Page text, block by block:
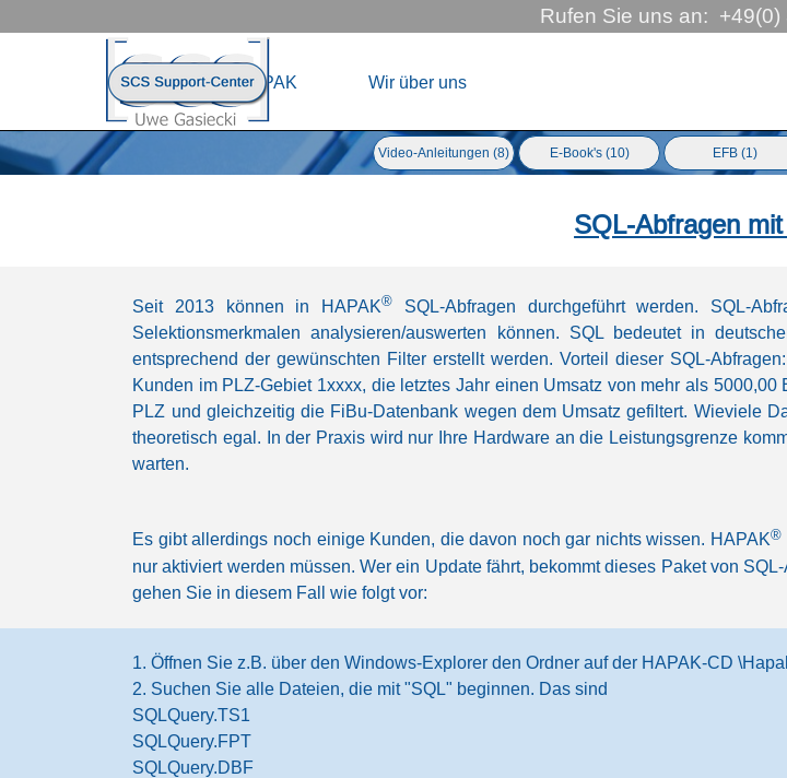
Home
HAPAK Wir über uns
Rufen Sie uns an:
Menü überspringen
Video-Anleitungen (8) E-Book's (10) EFB (1)
SQL-Abfragen
Seit 2013 können in HAPAK® SQL-Abfragen durchgeführt werden. SQL-
Selektionsmerkmalen analysieren/auswerten können. SQL bedeutet in
entsprechend der gewünschten Filter erstellt werden. Vorteil dieser SQL-
Kunden im PLZ-Gebiet 1xxxx, die letztes Jahr einen Umsatz von mehr als
PLZ und gleichzeitig die FiBu-Datenbank wegen dem Umsatz gefiltert. Wieviele
theoretisch egal. In der Praxis wird nur Ihre Hardware an die Leistungsgrenze
warten.
Es gibt allerdings noch einige Kunden, die davon noch gar nichts wissen. HAPAK®
nur aktiviert werden müssen. Wer ein Update fährt, bekommt dieses Paket von
gehen Sie in diesem Fall wie folgt vor:
1. Öffnen Sie z.B. über den Windows-Explorer den Ordner auf der HAPAK-CD
2. Suchen Sie alle Dateien, die mit "SQL" beginnen. Das sind
SQLQuery.TS1
SQLQuery.FPT
SQLQuery.DBF